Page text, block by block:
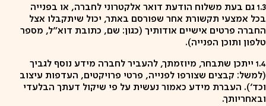
1.3 גם בעת משלוח הודעת דואר אלקטרוני לחברה, או בפנייה
בכל אמצעי תקשורת אחר שפורסם באתר, יכול שיתקבלו אצל
החברה פרטים אישיים אודותיך (כגון: שם, כתובת דוא"ל, מספר
טלפון ותוכן הפנייה).
1.4 ייתכן שתבחר, מיוזמתך, להעביר לחברה מידע נוסף לגביך
(למשל: קבצים שצורפו לפנייה, פרטי פרויקטים, העדפות עיצוב
וכד'). העברת מידע כאמור נעשית על פי שיקול דעתך הבלעדי
ובאחריותך.